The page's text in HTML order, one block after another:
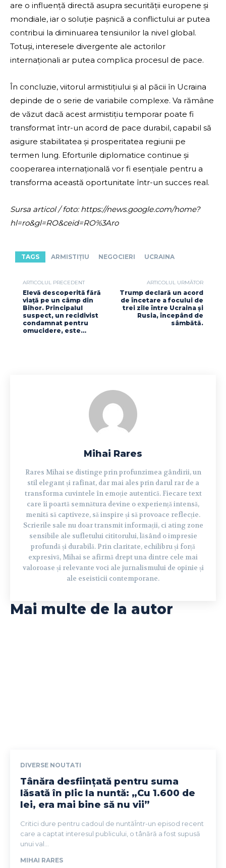
are o influență directă asupra securității europene și
mondiale, iar o soluție pașnică a conflictului ar putea
contribui la diminuarea tensiunilor la nivel global.
Totuși, interesele divergente ale actorilor
internaționali ar putea complica procesul de pace.
În concluzie, viitorul armistițiului și al păcii în Ucraina
depinde de o serie de variabile complexe. Va rămâne
de văzut dacă acest armistițiu temporar poate fi
transformat într-un acord de pace durabil, capabil să
asigure stabilitatea și prosperitatea regiunii pe
termen lung. Eforturile diplomatice continue și
cooperarea internațională vor fi esențiale pentru a
transforma această oportunitate într-un succes real.
Sursa articol / foto: https://news.google.com/home?
hl=ro&gl=RO&ceid=RO%3Aro
TAGS ARMISTIȚIU NEGOCIERI UCRAINA
ARTICOLUL PRECEDENT
Elevă descoperită fără
viață pe un câmp din
Bihor. Principalul
suspect, un recidivist
condamnat pentru
omucidere, este…
ARTICOLUL URMĂTOR
Trump declară un acord
de încetare a focului de
trei zile între Ucraina și
Rusia, începând de
sâmbătă.
Mihai Rares
Rares Mihai se distinge prin profunzimea gândirii, un
stil elegant și rafinat, dar mai ales prin darul rar de a
transforma cuvintele în emoție autentică. Fiecare text
care îi poartă semnătura devine o experiență intensă,
menită să captiveze, să inspire și să provoace reflecție.
Scrierile sale nu doar transmit informații, ci ating zone
sensibile ale sufletului cititorului, lăsând o impresie
profundă și durabilă. Prin claritate, echilibru și forță
expresivă, Mihai se afirmă drept una dintre cele mai
valoroase și relevante voci ale jurnalismului de opinie și
ale eseisticii contemporane.
Mai multe de la autor
DIVERSE NOUTATI
Tânăra desființată pentru suma
lăsată în plic la nuntă: „Cu 1.600 de
lei, era mai bine să nu vii”
Critici dure pentru cadoul de nuntăÎntr-un episod recent
care a captat interesul publicului, o tânără a fost supusă
unui val...
MIHAI RARES